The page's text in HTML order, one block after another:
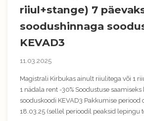
riiul+stange) 7
soodushinnaga
KEVAD3
11.03.2025
Magistrali Kirbukas ainult riiulitega või 1
1 nädala rent -30% Soodustuse saamiseks
sooduskoodi KEVAD3 Pakkumise periood
18.03.25 (sellel perioodil peaksid lepingu